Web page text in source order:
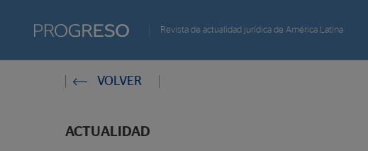
Progreso
Revista
Revista de actualidad jurídica de América Latina
EstasVOLVER
ACTUALIDAD